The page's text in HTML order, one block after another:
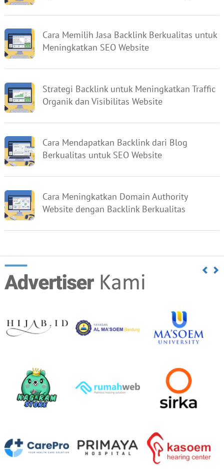
Cara Memilih Jasa Backlink Berkualitas untuk
Meningkatkan SEO Website
Strategi Backlink untuk Meningkatkan Traffic
Organik dan Visibilitas Website
Cara Mendapatkan Backlink dari Blog
Berkualitas untuk SEO Website
Cara Meningkatkan Domain Authority
Website dengan Backlink Berkualitas